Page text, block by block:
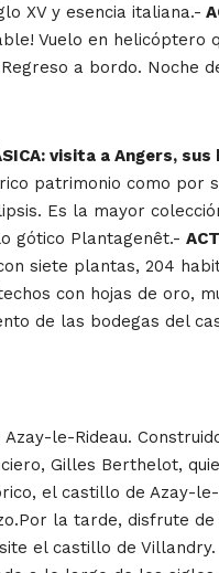
XV y esencia italiana.-
Vuelo en helicóptero
a bordo. Noche
visita a Angers,
patrimonio como por
Es la mayor
gótico Plantagenêt.-
siete plantas, 204
con hojas de oro,
de las bodegas del
le-Rideau.
Gilles Berthelot,
el castillo de Azay-
la tarde, disfrute
el castillo de